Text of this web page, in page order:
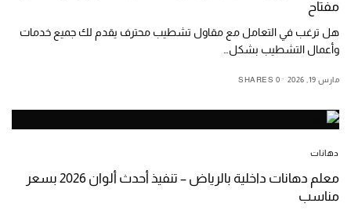
مفتاح
هل ترغب في التعامل مع مقاول تشطيب محترف يقدم لك جميع خدمات
وأعمال التشطيب بشكل…
مارس 19, 2026 0 SHARES
دهانات
معلم دهانات داخلية بالرياض – تنفيذ أحدث ألوان 2026 بسعر
مناسب